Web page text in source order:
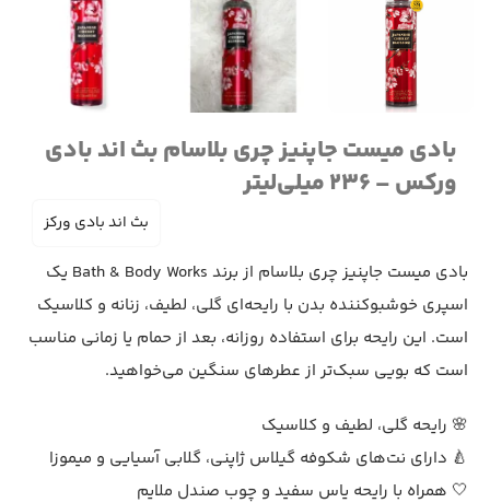
بادی میست جاپنیز چری بلاسام بث اند بادی
ورکس – 236 میلی‌لیتر
بث اند بادی ورکز
بادی میست جاپنیز چری بلاسام از برند Bath & Body Works یک
اسپری خوشبوکننده بدن با رایحه‌ای گلی، لطیف، زنانه و کلاسیک
است. این رایحه برای استفاده روزانه، بعد از حمام یا زمانی مناسب
است که بویی سبک‌تر از عطرهای سنگین می‌خواهید.
🌸 رایحه گلی، لطیف و کلاسیک
🍐 دارای نت‌های شکوفه گیلاس ژاپنی، گلابی آسیایی و میموزا
🤍 همراه با رایحه یاس سفید و چوب صندل ملایم